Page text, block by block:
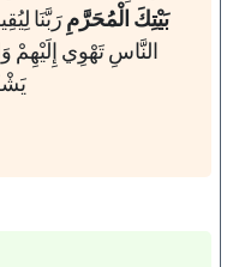
بَيْتِكَ الْمُحَرَّمِرَبَّنَا
النَّاسِ تَهْوِي إِلَيْهِمْ